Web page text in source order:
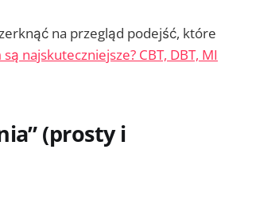
na przegląd podejść, które
najskuteczniejsze? CBT, DBT, MI
(prosty i